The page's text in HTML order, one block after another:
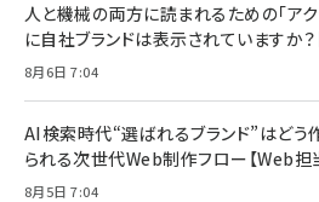
人と機械の両方に読まれるための「ア
に自社ブランドは表示されていますか
8月6日 7:04
AI検索時代“選ばれるブランド”はどう
られる次世代Web制作フロー【Web担
8月5日 7:04